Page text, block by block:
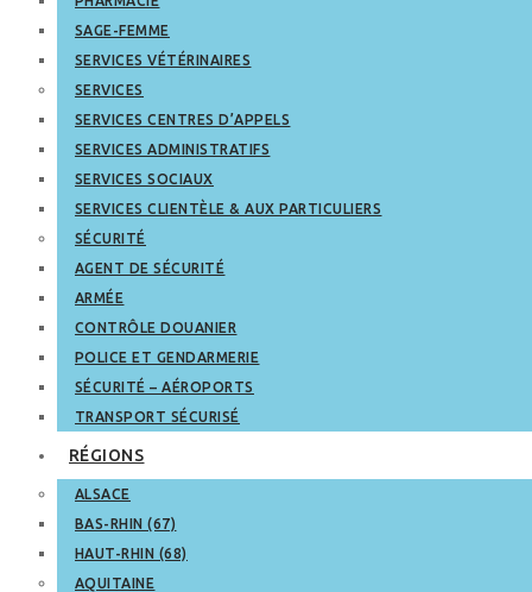
SAGE-FEMME
SERVICES VÉTÉRINAIRES
SERVICES
SERVICES CENTRES D’APPELS
SERVICES ADMINISTRATIFS
SERVICES SOCIAUX
SERVICES CLIENTÈLE & AUX PARTICULIERS
SÉCURITÉ
AGENT DE SÉCURITÉ
ARMÉE
CONTRÔLE DOUANIER
POLICE ET GENDARMERIE
SÉCURITÉ – AÉROPORTS
TRANSPORT SÉCURISÉ
RÉGIONS
ALSACE
BAS-RHIN (67)
HAUT-RHIN (68)
AQUITAINE